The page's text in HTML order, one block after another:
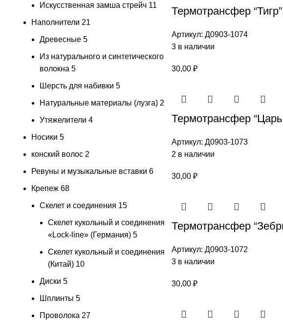
Термотрансфер
Артикул: Д0903-1074
3 в наличии
30,00 ₽
Термотрансфер
Артикул: Д0903-1073
2 в наличии
30,00 ₽
Термотрансфер
Артикул: Д0903-1072
3 в наличии
30,00 ₽
Искусственная замша стрейч 11
Наполнители 21
Древесные 5
Из натурального и синтетического
волокна 5
Шерсть для набивки 5
Натуральные материалы (лузга) 2
Утяжелители 4
Носики 5
конский волос 2
Ревуны и музыкальные вставки 6
Крепеж 68
Скелет и соединения 15
Скелет кукольный и соединения
«Lock-line» (Германия) 5
Скелет кукольный и соединения
(Китай) 10
Диски 5
Шплинты 5
Проволока 27